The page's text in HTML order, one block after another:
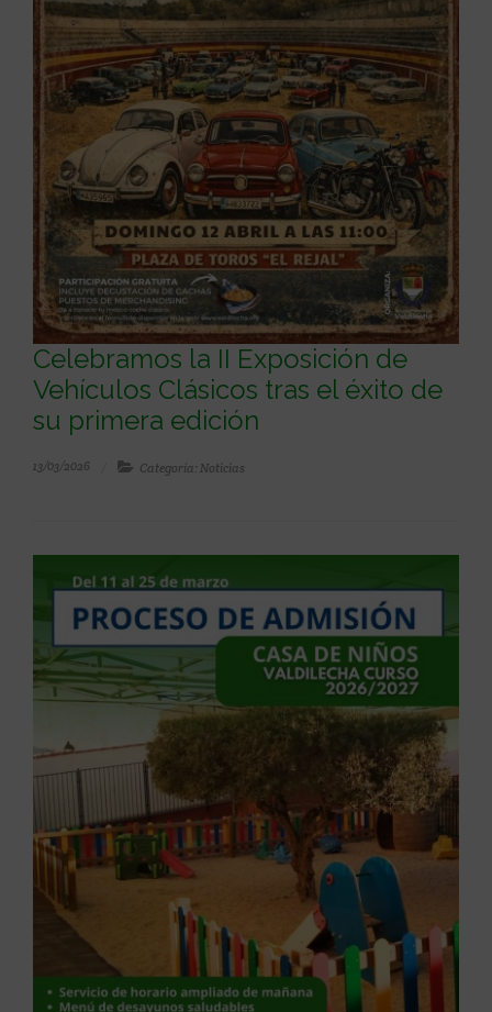
Celebramos la II Exposición de
Vehículos Clásicos tras el éxito de
su primera edición
13/03/2026 Categoría: Noticias